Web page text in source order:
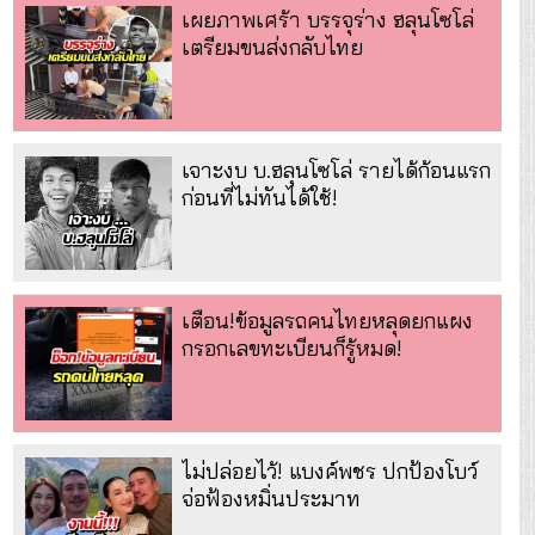
เผยภาพเศร้า บรรจุร่าง ฮลุนโซโล่
เตรียมขนส่งกลับไทย
เจาะงบ บ.ฮลุนโซโล่ รายได้ก้อนแรก
ก่อนที่ไม่ทันได้ใช้!
เตือน!ข้อมูลรถคนไทยหลุดยกแผง
กรอกเลขทะเบียนก็รู้หมด!
ไม่ปล่อยไว้! แบงค์พชร ปกป้องโบว์
จ่อฟ้องหมิ่นประมาท